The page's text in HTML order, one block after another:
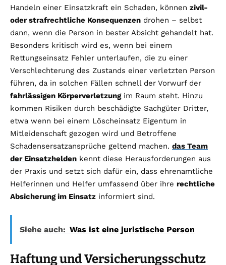
Handeln einer Einsatzkraft ein Schaden, können zivil-
oder strafrechtliche Konsequenzen drohen – selbst
dann, wenn die Person in bester Absicht gehandelt hat.
Besonders kritisch wird es, wenn bei einem
Rettungseinsatz Fehler unterlaufen, die zu einer
Verschlechterung des Zustands einer verletzten Person
führen, da in solchen Fällen schnell der Vorwurf der
fahrlässigen Körperverletzungim Raum steht. Hinzu
kommen Risiken durch beschädigte Sachgüter Dritter,
etwa wenn bei einem Löscheinsatz Eigentum in
Mitleidenschaft gezogen wird und Betroffene
Schadensersatzansprüche geltend machen. das Team
der Einsatzhelden kennt diese Herausforderungen aus
der Praxis und setzt sich dafür ein, dass ehrenamtliche
Helferinnen und Helfer umfassend über ihre rechtliche
Absicherung im Einsatz informiert sind.
Siehe auch: Was ist eine juristische Person
Haftung und Versicherungsschutz